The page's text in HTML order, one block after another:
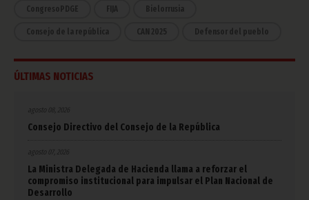
CongresoPDGE FIJA Bielorrusia
Consejo de la república CAN 2025 Defensor del pueblo
ÚLTIMAS NOTICIAS
Consejo Directivo del Consejo de la República
agosto 07, 2026
La Ministra Delegada de Hacienda llama a reforzar el
compromiso institucional para impulsar el Plan Nacional de
Desarrollo